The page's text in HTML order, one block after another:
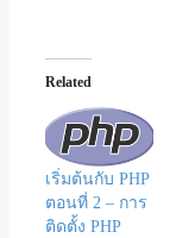
Related
เริ่มต้นกับ PHP
ตอนที่ 2 – การ
ติดตั้ง PHP